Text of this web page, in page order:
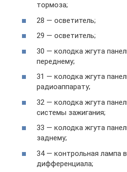
тормоза;
28 — осветитель;
29 — осветитель;
30 — колодка жгута
переднему;
31 — колодка жгута
радиоаппарату;
32 — колодка жгута
системы зажигания;
33 — колодка жгута
заднему;
34 — контрольная лампа
дифференциала;